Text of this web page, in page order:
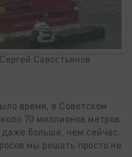
Савостьянов
время, в Советском
70 миллионов метров.
больше, чем сейчас.
мы решать просто не